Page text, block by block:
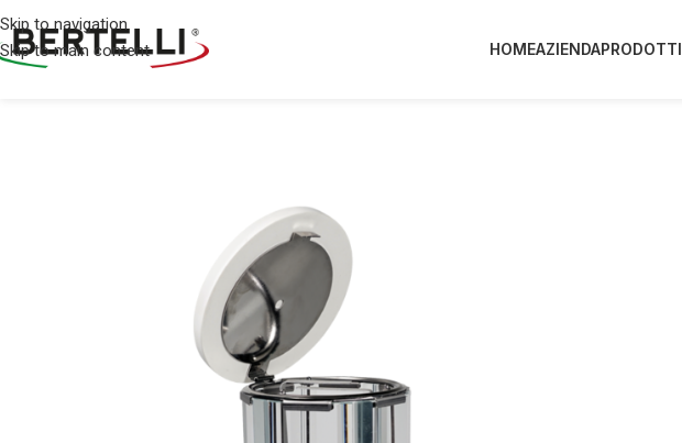
Skip to navigation
Skip to main content
HOMEAZIENDAPRODOTTI